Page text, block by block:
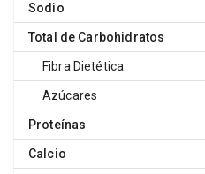
Sodio
Total de Carbohidratos
Fibra Dietética
Azúcares
Proteínas
Calcio